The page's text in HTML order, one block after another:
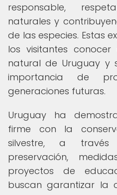
responsable,
naturales y
de las especies. Estas
los visitantes
natural de Uruguay y
importancia de
generaciones futuras.
Uruguay ha
firme con la
silvestre, a
preservación,
proyectos de
buscan garantizar la